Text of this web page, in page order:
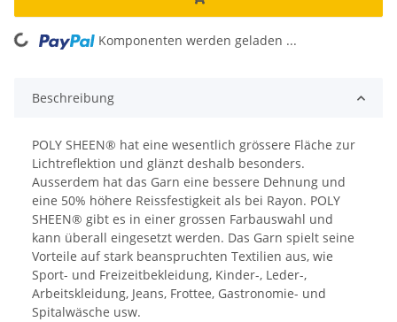
Loading... Komponenten werden geladen ...
Beschreibung
POLY SHEEN® hat eine wesentlich grössere Fläche zur
Lichtreflektion und glänzt deshalb besonders.
Ausserdem hat das Garn eine bessere Dehnung und
eine 50% höhere Reissfestigkeit als bei Rayon. POLY
SHEEN® gibt es in einer grossen Farbauswahl und
kann überall eingesetzt werden. Das Garn spielt seine
Vorteile auf stark beanspruchten Textilien aus, wie
Sport- und Freizeitbekleidung, Kinder-, Leder-,
Arbeitskleidung, Jeans, Frottee, Gastronomie- und
Spitalwäsche usw.